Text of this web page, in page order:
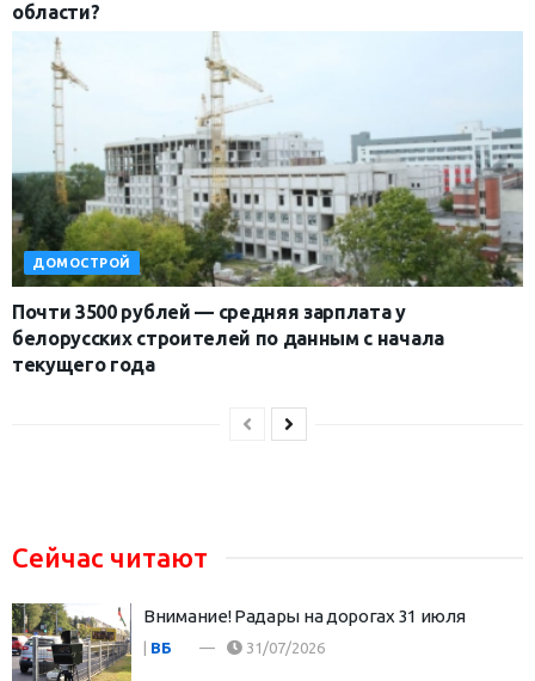
области?
ДОМОСТРОЙ
Почти 3500 рублей — средняя зарплата у
белорусских строителей по данным с начала
текущего года
Сейчас читают
Внимание! Радары на дорогах 31 июля
ВБ 31/07/2026